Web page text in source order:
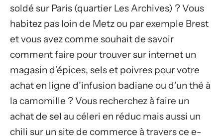
soldé sur Paris (quartier Les Archives) ? Vous
habitez pas loin de Metz ou par exemple Brest
et vous avez comme souhait de savoir
comment faire pour trouver sur internet un
magasin d’épices, sels et poivres pour votre
achat en ligne d’infusion badiane ou d’un thé à
la camomille ? Vous recherchez à faire un
achat de sel au céleri en réduc mais aussi un
chili sur un site de commerce à travers ce e-